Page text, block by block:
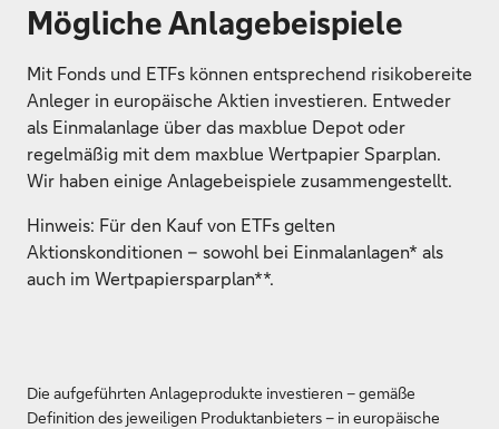
Mögliche Anlagebeispiele
Mit Fonds und ETFs können entsprechend risikobereite
Anleger in europäische Aktien investieren. Entweder
als Einmalanlage über das maxblue Depot oder
regelmäßig mit dem maxblue Wertpapier Sparplan.
Wir haben einige Anlagebeispiele zusammengestellt.
Hinweis: Für den Kauf von ETFs gelten
Aktionskonditionen – sowohl bei Einmalanlagen* als
auch im Wertpapiersparplan**.
Die aufgeführten Anlageprodukte investieren – gemäße
Definition des jeweiligen Produktanbieters – in europäische